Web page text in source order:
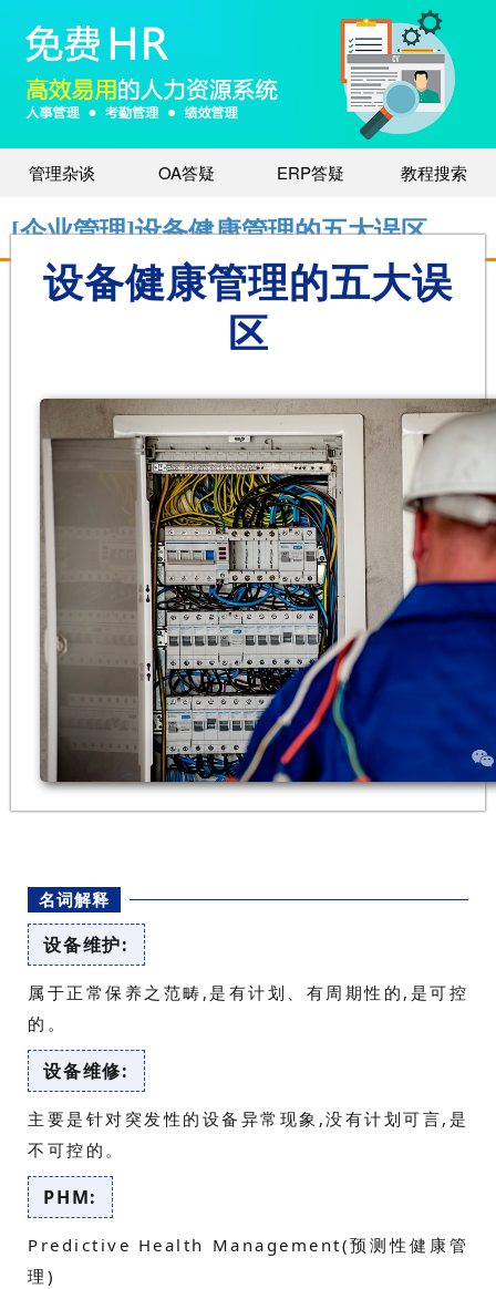
管理杂谈 OA答疑 ERP答疑 教程搜索
[企业管理]设备健康管理的五大误区
设备健康管理的五大误
区
名词解释
设备维护:
属于正常保养之范畴,是有计划、有周期性的,是可控
的。
设备维修:
主要是针对突发性的设备异常现象,没有计划可言,是
不可控的。
PHM:
Predictive Health Management(预测性健康管
理)